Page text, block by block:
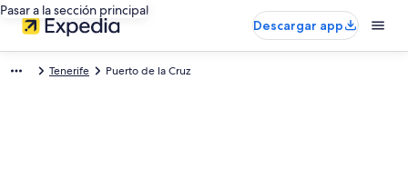
Pasar a la sección principal
Descargar app
Tenerife Puerto de la Cruz